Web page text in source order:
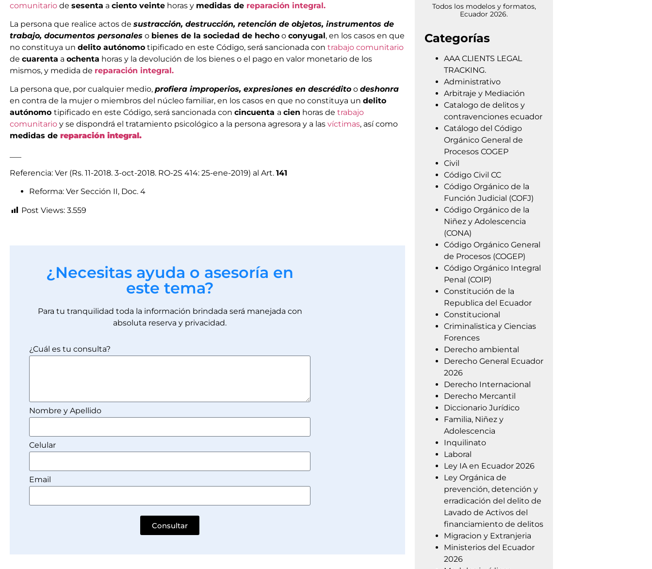
comunitario de sesenta a ciento veinte horas y medidas de reparación integral.
La persona que realice actos de sustracción, destrucción, retención de objetos, instrumentos de
trabajo, documentos personales o bienes de la sociedad de hecho o conyugal, en los casos en que
no constituya un delito autónomo tipificado en este Código, será sancionada con trabajo comunitario
de cuarenta a ochenta horas y la devolución de los bienes o el pago en valor monetario de los
mismos, y medida de reparación integral.
La persona que, por cualquier medio, profiera improperios, expresiones en descrédito o deshonra
en contra de la mujer o miembros del núcleo familiar, en los casos en que no constituya un delito
autónomo tipificado en este Código, será sancionada con cincuenta a cien horas de trabajo
comunitario y se dispondrá el tratamiento psicológico a la persona agresora y a las víctimas, así como
medidas de reparación integral.
Referencia: Ver (Rs. 11-2018. 3-oct-2018. RO-2S 414: 25-ene-2019) al Art. 141
Reforma: Ver Sección II, Doc. 4
Post Views: 3.559
¿Necesitas ayuda o asesoría en
este tema?
Para tu tranquilidad toda la información brindada será manejada con
absoluta reserva y privacidad.
¿Cuál es tu consulta?
Nombre y Apellido
Celular
Email
Consultar
Todos los modelos y formatos,
Ecuador 2026.
Categorías
AAA CLIENTS LEGAL
TRACKING.
Administrativo
Arbitraje y Mediación
Catalogo de delitos y
contravenciones ecuador
Catálogo del Código
Orgánico General de
Procesos COGEP
Civil
Código Civil CC
Código Orgánico de la
Función Judicial (COFJ)
Código Orgánico de la
Niñez y Adolescencia
(CONA)
Código Orgánico General
de Procesos (COGEP)
Código Orgánico Integral
Penal (COIP)
Constitución de la
Republica del Ecuador
Constitucional
Criminalistica y Ciencias
Forences
Derecho ambiental
Derecho General Ecuador
2026
Derecho Internacional
Derecho Mercantil
Diccionario Jurídico
Familia, Niñez y
Adolescencia
Inquilinato
Laboral
Ley IA en Ecuador 2026
Ley Orgánica de
prevención, detención y
erradicación del delito de
Lavado de Activos del
financiamiento de delitos
Migracion y Extranjeria
Ministerios del Ecuador
2026